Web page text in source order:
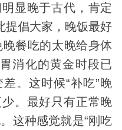
显晚于古代 ，肯定
提倡大家，晚饭最好
餐吃的太晚给身体
消化的黄金时段已
。这时候“补吃”晚
。最好只有正常晚
这种感觉就是“刚吃